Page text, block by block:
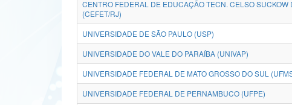
CENTRO FEDERAL DE EDUCAÇÃO TECN. CELSO SUCKOW
(CEFET/RJ)
UNIVERSIDADE DE SÃO PAULO (USP)
UNIVERSIDADE DO VALE DO PARAÍBA (UNIVAP)
UNIVERSIDADE FEDERAL DE MATO GROSSO DO SUL
UNIVERSIDADE FEDERAL DE PERNAMBUCO (UFPE)